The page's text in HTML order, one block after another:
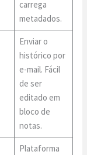
carrega
metadados.
Enviar o
histórico por
e-mail. Fácil
de ser
editado em
bloco de
notas.
Plataforma